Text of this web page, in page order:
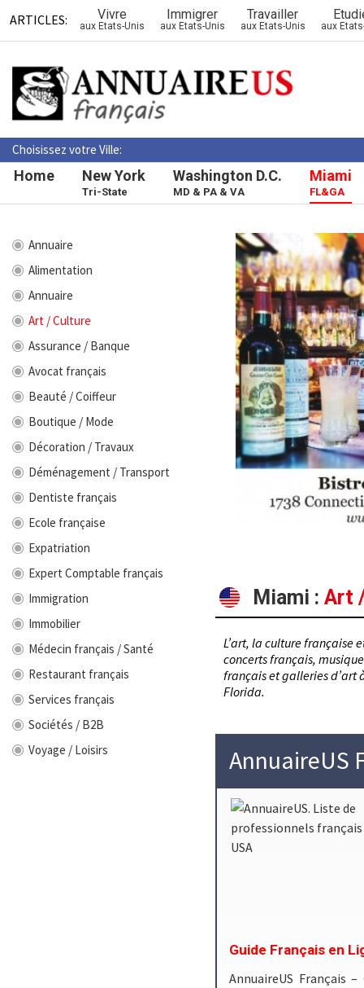
ARTICLES: Vivre
aux Etats-Unis
Immigrer
aux Etats-Unis
Travailler
aux Etats-Unis aux
Choisissez votre Ville:
Home New York
Tri-State
Washington D.C.
MD & PA & VA
Miami
FL&GA
Annuaire
Alimentation
Annuaire
Art / Culture
Assurance / Banque
Avocat français
Beauté / Coiffeur
Boutique / Mode
Décoration / Travaux
Déménagement / Transport
Dentiste français
Ecole française
Expatriation
Expert Comptable français
Immigration
Immobilier
Médecin français / Santé
Restaurant français
Services français
Sociétés / B2B
Voyage / Loisirs
Miami : Art
L’art, la culture française
concerts français,
français et galleries d’art
Florida.
AnnuaireUS
Guide Français en
AnnuaireUS Français